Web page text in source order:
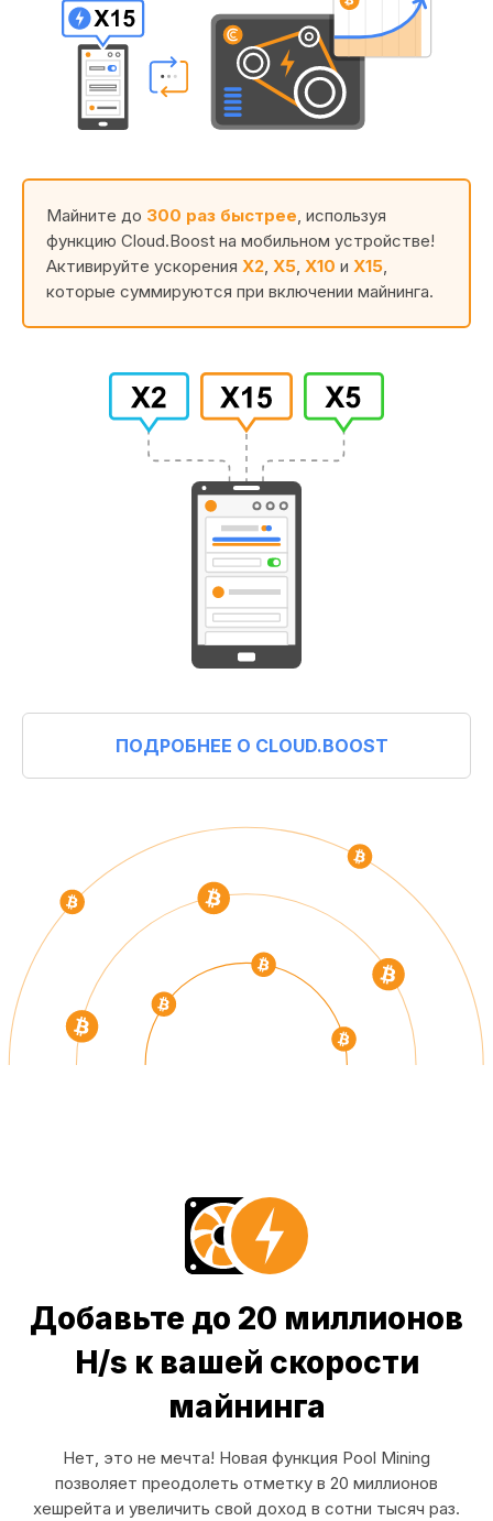
Майните до 300 раз быстрее , используя
функцию Cloud.Boost на мобильном устройстве!
Активируйте ускорения X2 X5 X10 и X15
которые суммируются при включении майнинга.
ПОДРОБНЕЕ О CLOUD.BOOST
Добавьте до 20 миллионов
H/s к вашей скорости
майнинга
Нет, это не мечта! Новая функция Pool Mining
позволяет преодолеть отметку в 20 миллионов
хешрейта и увеличить свой доход в сотни тысяч раз.